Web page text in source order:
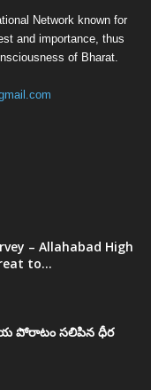
Network known for
and importance, thus
of Bharat.
– Allahabad High
to...
పోరాటం సలిపిన ధీర